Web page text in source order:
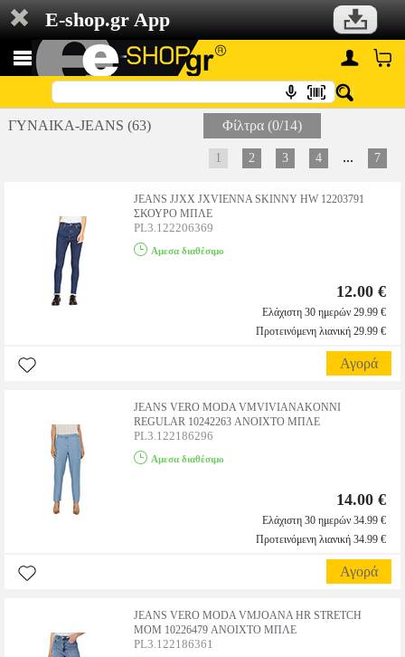
E-shop.gr App
ΓΥΝΑΙΚΑ-JEANS (63) Φίλτρα (0/14)
1 2 3 4 ... 7
JEANS JJXX JXVIENNA SKINNY HW 12203791
ΣΚΟΥΡΟ ΜΠΛΕ
PL3.122206369
Αμεσα διαθέσιμο
12.00 €
Ελάχιστη 30 ημερών 29.99 €
Προτεινόμενη λιανική 29.99 €
Αγορά
JEANS VERO MODA VMVIVIANAKONNI
REGULAR 10242263 ΑΝΟΙΧΤΟ ΜΠΛΕ
PL3.122186296
Αμεσα διαθέσιμο
14.00 €
Ελάχιστη 30 ημερών 34.99 €
Προτεινόμενη λιανική 34.99 €
Αγορά
JEANS VERO MODA VMJOANA HR STRETCH
MOM 10226479 ΑΝΟΙΧΤΟ ΜΠΛΕ
PL3.122186361